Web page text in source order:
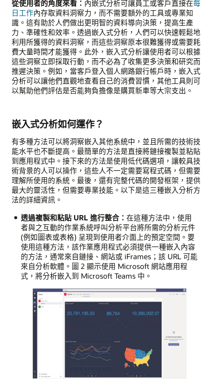
從使用者的角度來看： 內嵌式分析可讓員工或客戶直接在每
日工作內存取資料洞察力，而不需要額外的工具或專業知
識。這有助於人們做出更明智的資料導向決策，提高生產
力、準確性和效率。透過嵌入式分析，人們可以快速輕鬆地
利用所獲得的資料洞察，而這些洞察原本很難獲得或需要耗
費大量時間才能獲得。此外，嵌入式分析讓使用者可以根據
這些洞察立即採取行動，而不必為了收集更多決策和研究而
推遲決策。例如，當客戶登入個人網路銀行帳戶時，嵌入式
分析可以讓他們直觀地查看自己的消費習慣，其他工具則可
以幫助他們評估是否能夠負擔像是購買新車等大宗支出。
嵌入式分析如何運作？
有多種方法可以將洞察嵌入其他系統中，並且所需的技術技
能水平也不斷提高。最簡單的方法是直接將鏈接複製並粘貼
到應用程式中。接下來的方法是使用低代碼選項，讓較具技
術背景的人可以操作，這些人不一定需要寫程式碼，但需要
理解所使用的系統。最後，還有完整代碼的開發框架，提供
最大的靈活性，但需要專業技能。以下是這三種嵌入分析方
法的詳細資訊。
透過複製和粘貼 URL 進行整合： 在這種方法中，使用
者與之互動的作業系統呼叫分析平台將所需的分析元件
(例如圖表或表格) 呈現到使用者介面上的預定空間。要
使用這種方法，該作業應用程式必須提供一種嵌入內容
的方法，通常來自鏈接、網站或 iFrames；該 URL 可能
來自分析軟體。圖 2 顯示使用 Microsoft 網站應用程
式，將分析嵌入到 Microsoft Teams 中。